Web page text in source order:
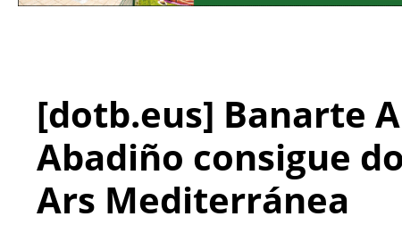
[dotb.eus] Banarte
Abadiño consigue
Ars Mediterránea